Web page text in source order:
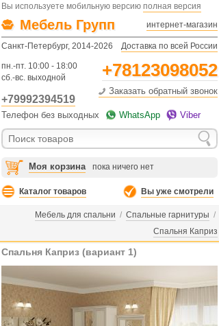
Вы используете мобильную версию полная версия
Мебель Групп интернет-магазин
Санкт-Петербург, 2014-2026 Доставка по всей России
пн.-пт. 10:00 - 18:00
сб.-вс. выходной
+78123098052
+79992394519
Заказать обратный звонок
Телефон без выходных WhatsApp Viber
Моя корзина пока ничего нет
Каталог товаров Вы уже смотрели
Мебель для спальни / Спальные гарнитуры /
Спальня Каприз
Спальня Каприз (вариант 1)